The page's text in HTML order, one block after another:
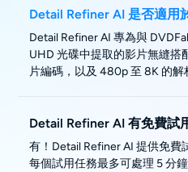
Detail Refiner AI 是否適用
Detail Refiner AI 專為與
UHD 光碟中提取的影片無縫搭
片編碼，以及 480p 至 8K 的解
Detail Refiner AI 有免費試
有！Detail Refiner AI 提供免費
每個試用任務最多可處理 5 分